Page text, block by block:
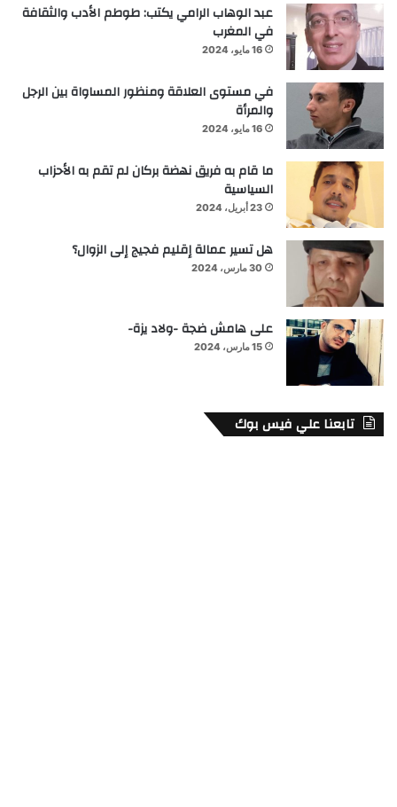
عبد الوهاب الرامي يكتب: طوطم الأدب والثقافة
في المغرب
16 مايو، 2024
في مستوى العلاقة ومنظور المساواة بين الرجل
والمرأة
16 مايو، 2024
ما قام به فريق نهضة بركان لم تقم به الأحزاب
السياسية
23 أبريل، 2024
هل تسير عمالة إقليم فجيج إلى الزوال؟
30 مارس، 2024
على هامش ضجة -ولاد يزة-
15 مارس، 2024
تابعنا علي فيس بوك